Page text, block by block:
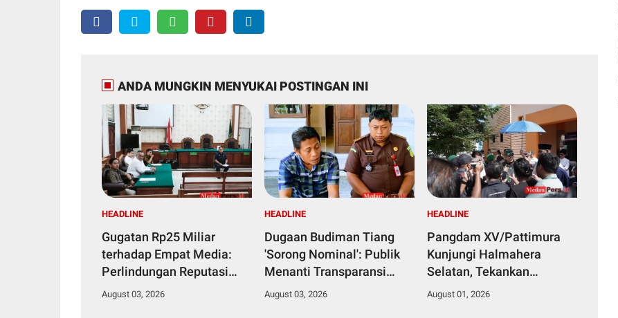
ANDA MUNGKIN MENYUKAI POSTINGAN INI
HEADLINE
Gugatan Rp25 Miliar
terhadap Empat Media:
Perlindungan Reputasi
atau Ancaman terhadap
August 03, 2026
HEADLINE
Dugaan Budiman Tiang
'Sorong Nominal': Publik
Menanti Transparansi
Eksekusi Putusan Kasasi
August 03, 2026
HEADLINE
Pangdam XV/Pattimura
Kunjungi Halmahera
Selatan, Tekankan
Profesionalisme Prajurit
August 01, 2026